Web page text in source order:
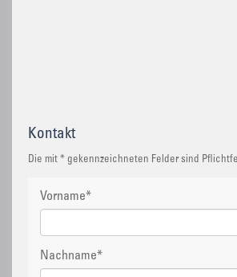
Kontakt
Die mit * gekennzeichneten Felder sind
Vorname*
Nachname*